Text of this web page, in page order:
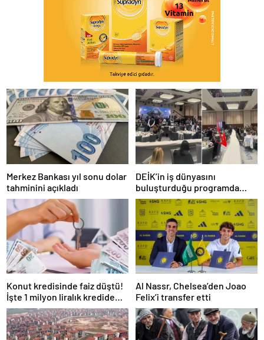
Merkez Bankası yıl sonu dolar
tahminini açıkladı
DEİK’in iş dünyasını
buluşturduğu programda
oturma düzeni tepki çekti
Konut kredisinde faiz düştü!
İşte 1 milyon liralık kredide
güncel faiz oranı
Al Nassr, Chelsea’den Joao
Felix’i transfer etti